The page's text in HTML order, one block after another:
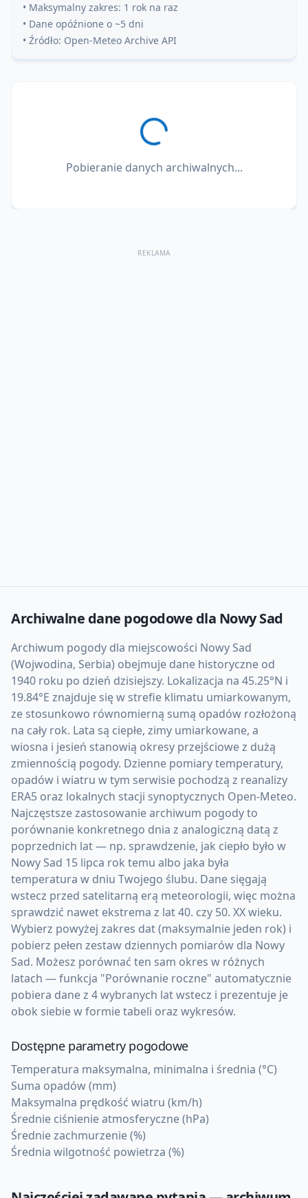
• Maksymalny zakres: 1 rok na raz
• Dane opóźnione o ~5 dni
• Źródło: Open-Meteo Archive API
Pobieranie danych archiwalnych...
REKLAMA
Archiwalne dane pogodowe dla Nowy Sad
Archiwum pogody dla miejscowości Nowy Sad
(Wojwodina, Serbia) obejmuje dane historyczne od
1940 roku po dzień dzisiejszy. Lokalizacja na 45.25°N i
19.84°E znajduje się w strefie klimatu umiarkowanym,
ze stosunkowo równomierną sumą opadów rozłożoną
na cały rok. Lata są ciepłe, zimy umiarkowane, a
wiosna i jesień stanowią okresy przejściowe z dużą
zmiennością pogody. Dzienne pomiary temperatury,
opadów i wiatru w tym serwisie pochodzą z reanalizy
ERA5 oraz lokalnych stacji synoptycznych Open-Meteo.
Najczęstsze zastosowanie archiwum pogody to
porównanie konkretnego dnia z analogiczną datą z
poprzednich lat — np. sprawdzenie, jak ciepło było w
Nowy Sad 15 lipca rok temu albo jaka była
temperatura w dniu Twojego ślubu. Dane sięgają
wstecz przed satelitarną erą meteorologii, więc można
sprawdzić nawet ekstrema z lat 40. czy 50. XX wieku.
Wybierz powyżej zakres dat (maksymalnie jeden rok) i
pobierz pełen zestaw dziennych pomiarów dla Nowy
Sad. Możesz porównać ten sam okres w różnych
latach — funkcja "Porównanie roczne" automatycznie
pobiera dane z 4 wybranych lat wstecz i prezentuje je
obok siebie w formie tabeli oraz wykresów.
Dostępne parametry pogodowe
Temperatura maksymalna, minimalna i średnia (°C)
Suma opadów (mm)
Maksymalna prędkość wiatru (km/h)
Średnie ciśnienie atmosferyczne (hPa)
Średnie zachmurzenie (%)
Średnia wilgotność powietrza (%)